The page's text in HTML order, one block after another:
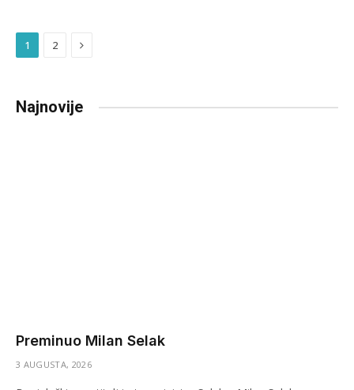
1 2 Next
Najnovije
Preminuo Milan Selak
3 AUGUSTA, 2026